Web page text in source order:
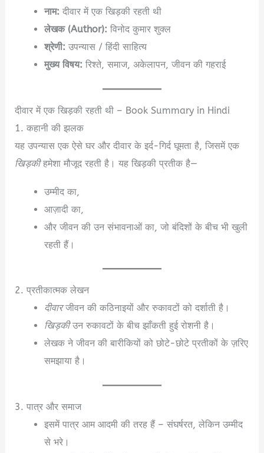
नाम: दीवार में एक खिड़की रहती थी
लेखक (Author): विनोद कुमार शुक्ल
श्रेणी: उपन्यास / हिंदी साहित्य
मुख्य विषय: रिश्ते, समाज, अकेलापन, जीवन की गहराई
दीवार में एक खिड़की रहती थी – Book Summary in Hindi
1. कहानी की झलक
यह उपन्यास एक ऐसे घर और दीवार के इर्द-गिर्द घूमता है, जिसमें एक
खिड़कीहमेशा मौजूद रहती है। यह खिड़की प्रतीक है—
उम्मीद का,
आज़ादी का,
और जीवन की उन संभावनाओं का, जो बंदिशों के बीच भी खुली
रहती हैं।
2. प्रतीकात्मक लेखन
दीवारजीवन की कठिनाइयों और रुकावटों को दर्शाती है।
खिड़कीउन रुकावटों के बीच झाँकती हुई रोशनी है।
लेखक ने जीवन की बारीकियों को छोटे-छोटे प्रतीकों के ज़रिए
समझाया है।
3. पात्र और समाज
इसमें पात्र आम आदमी की तरह हैं – संघर्षरत, लेकिन उम्मीद
से भरे।